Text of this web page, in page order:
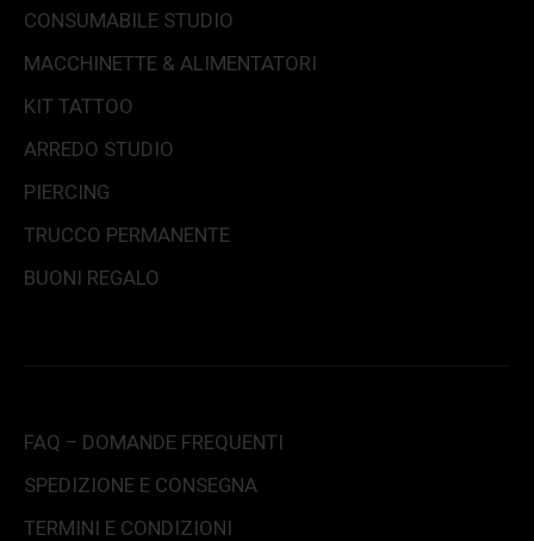
CONSUMABILE STUDIO
MACCHINETTE & ALIMENTATORI
KIT TATTOO
ARREDO STUDIO
PIERCING
TRUCCO PERMANENTE
BUONI REGALO
FAQ – DOMANDE FREQUENTI
SPEDIZIONE E CONSEGNA
TERMINI E CONDIZIONI